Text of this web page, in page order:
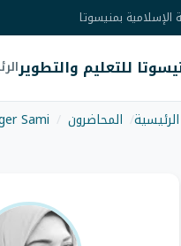
الإسلامية بمنيسوتا
للتعليم والتطوير
الرئيسية المحاضرون Sami